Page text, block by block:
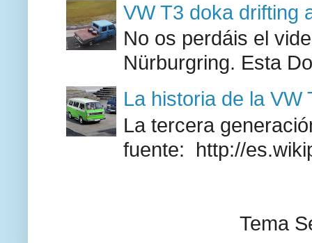
VW T3 doka drifting
No os perdáis el
Nürburgring. Esta
La historia de la
La tercera
fuente: http://
Tema